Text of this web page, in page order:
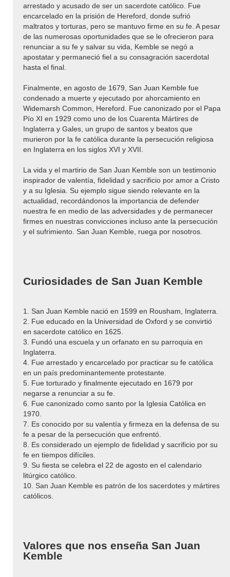
arrestado y acusado de ser un sacerdote católico. Fue
encarcelado en la prisión de Hereford, donde sufrió
maltratos y torturas, pero se mantuvo firme en su fe. A pesar
de las numerosas oportunidades que se le ofrecieron para
renunciar a su fe y salvar su vida, Kemble se negó a
apostatar y permaneció fiel a su consagración sacerdotal
hasta el final.
Finalmente, en agosto de 1679, San Juan Kemble fue
condenado a muerte y ejecutado por ahorcamiento en
Widemarsh Common, Hereford. Fue canonizado por el Papa
Pío XI en 1929 como uno de los Cuarenta Mártires de
Inglaterra y Gales, un grupo de santos y beatos que
murieron por la fe católica durante la persecución religiosa
en Inglaterra en los siglos XVI y XVII.
La vida y el martirio de San Juan Kemble son un testimonio
inspirador de valentía, fidelidad y sacrificio por amor a Cristo
y a su Iglesia. Su ejemplo sigue siendo relevante en la
actualidad, recordándonos la importancia de defender
nuestra fe en medio de las adversidades y de permanecer
firmes en nuestras convicciones incluso ante la persecución
y el sufrimiento. San Juan Kemble, ruega por nosotros.
Curiosidades de San Juan Kemble
1. San Juan Kemble nació en 1599 en Rousham, Inglaterra.
2. Fue educado en la Universidad de Oxford y se convirtió
en sacerdote católico en 1625.
3. Fundó una escuela y un orfanato en su parroquia en
Inglaterra.
4. Fue arrestado y encarcelado por practicar su fe católica
en un país predominantemente protestante.
5. Fue torturado y finalmente ejecutado en 1679 por
negarse a renunciar a su fe.
6. Fue canonizado como santo por la Iglesia Católica en
1970.
7. Es conocido por su valentía y firmeza en la defensa de su
fe a pesar de la persecución que enfrentó.
8. Es considerado un ejemplo de fidelidad y sacrificio por su
fe en tiempos difíciles.
9. Su fiesta se celebra el 22 de agosto en el calendario
litúrgico católico.
10. San Juan Kemble es patrón de los sacerdotes y mártires
católicos.
Valores que nos enseña San Juan
Kemble